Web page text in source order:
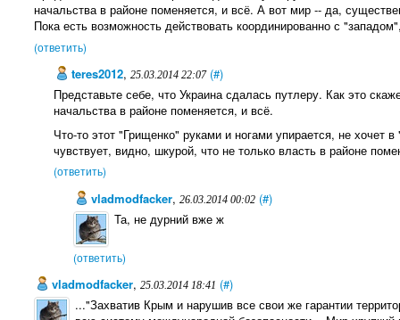
начальства в районе поменяется, и всё. А вот мир -- да,
Пока есть возможность действовать координированно с
(ответить)
teres2012,25.03.2014 22:07 (#)
Представьте себе, что Украина сдалась путлеру. Как это
начальства в районе поменяется, и всё.
Что-то этот "Грищенко" руками и ногами упирается, не хочет
чувствует, видно, шкурой, что не только власть в районе
(ответить)
vladmodfacker, 26.03.2014 00:02 (#)
Та, не дурний вже ж
(ответить)
vladmodfacker, 25.03.2014 18:41 (#)
..."Захватив Крым и нарушив все свои же гарантии